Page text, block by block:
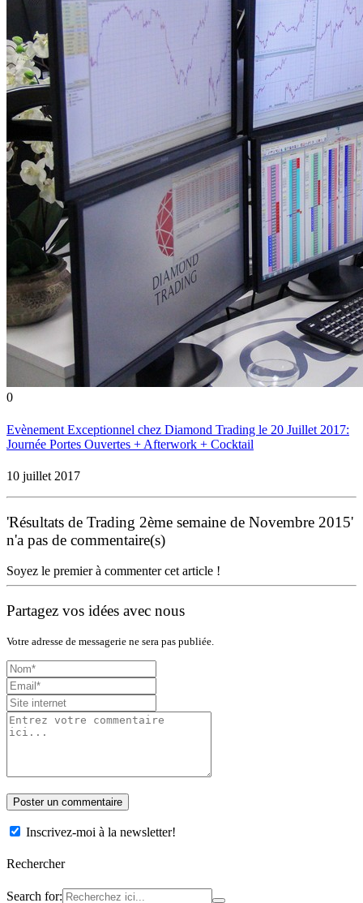
0
Evènement Exceptionnel chez Diamond Trading le 20 Juillet 2017:
Journée Portes Ouvertes + Afterwork + Cocktail
10 juillet 2017
'Résultats de Trading 2ème semaine de Novembre 2015'
n'a pas de commentaire(s)
Soyez le premier à commenter cet article !
Partagez vos idées avec nous
Votre adresse de messagerie ne sera pas publiée.
Inscrivez-moi à la newsletter!
Rechercher
Search for: